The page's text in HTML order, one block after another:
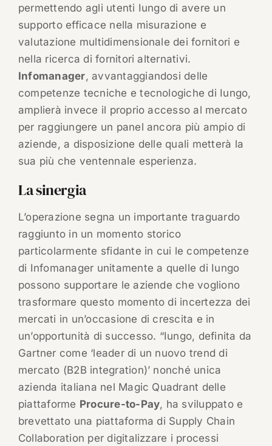
permettendo agli utenti Iungo di avere un
supporto efficace nella misurazione e
valutazione multidimensionale dei fornitori e
nella ricerca di fornitori alternativi.
Infomanager, avvantaggiandosi delle
competenze tecniche e tecnologiche di Iungo,
amplierà invece il proprio accesso al mercato
per raggiungere un panel ancora più ampio di
aziende, a disposizione delle quali metterà la
sua più che ventennale esperienza.
La sinergia
L’operazione segna un importante traguardo
raggiunto in un momento storico
particolarmente sfidante in cui le competenze
di Infomanager unitamente a quelle di Iungo
possono supportare le aziende che vogliono
trasformare questo momento di incertezza dei
mercati in un’occasione di crescita e in
un’opportunità di successo. “Iungo, definita da
Gartner come ‘leader di un nuovo trend di
mercato (B2B integration)’ nonché unica
azienda italiana nel Magic Quadrant delle
piattaforme Procure-to-Pay, ha sviluppato e
brevettato una piattaforma di Supply Chain
Collaboration per digitalizzare i processi